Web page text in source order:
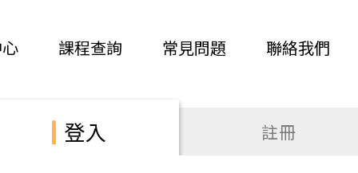
課程查詢 常見問題 聯絡我們
登入 註冊